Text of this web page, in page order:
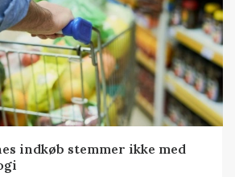
indkøb stemmer ikke med